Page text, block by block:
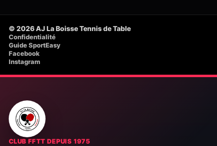
© 2026 AJ La Boisse Tennis de Table
Confidentialité
Guide SportEasy
Facebook
Instagram
CLUB FFTT DEPUIS 1975